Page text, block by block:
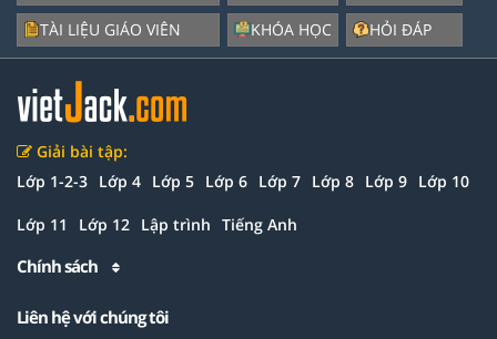
TÀI LIỆU GIÁO VIÊN
KHÓA HỌC
HỎI ĐÁP
Giải bài tập:
Lớp 1-2-3 Lớp 4 Lớp 5 Lớp 6 Lớp 7 Lớp 8 Lớp 9 Lớp 10
Lớp 11 Lớp 12 Lập trình Tiếng Anh
Chính sách
Liên hệ với chúng tôi